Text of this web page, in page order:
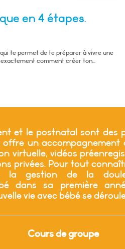
en 4 étapes.
te permet de te préparer à vivre une
comment créer ton...
et le postnatal sont des
offre un
virtuelle, vidéos
privées. Pour tout
la gestion de la
dans sa première
vie avec bébé se
Cours de groupe